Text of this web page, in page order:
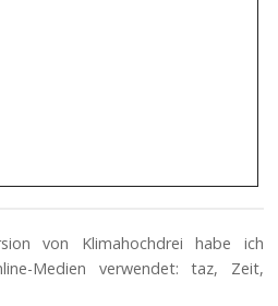
von Klimahochdrei habe ich
Medien verwendet: taz, Zeit,